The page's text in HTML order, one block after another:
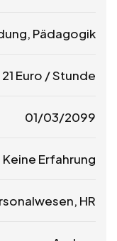
Pädagogik
21 Euro / Stunde
01/03/2099
Keine Erfahrung
HR